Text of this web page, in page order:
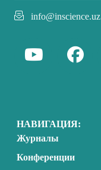
info@inscience.uz
НАВИГАЦИЯ:
Журналы
Конференции